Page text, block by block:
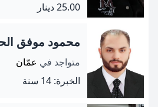
25.00 دينار
محمود موفق
متواجد في عمّان
الخبرة: 14 سنة